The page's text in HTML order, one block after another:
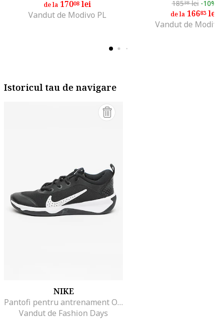
de la 17008 lei
Vandut de Modivo PL
18538lei -10%
de la 16683lei
Vandut de
Istoricul tau de navigare
NIKE
Pantofi pentru antrenament Omni Multi-Court, Alb/Negru
Vandut de Fashion Days